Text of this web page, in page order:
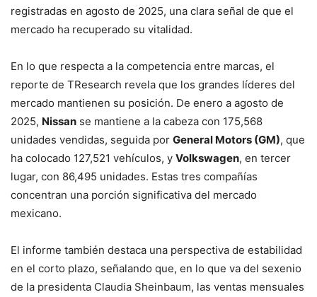
registradas en agosto de 2025, una clara señal de que el
mercado ha recuperado su vitalidad.
En lo que respecta a la competencia entre marcas, el
reporte de TResearch revela que los grandes líderes del
mercado mantienen su posición. De enero a agosto de
2025, Nissan se mantiene a la cabeza con 175,568
unidades vendidas, seguida por General Motors (GM), que
ha colocado 127,521 vehículos, y Volkswagen, en tercer
lugar, con 86,495 unidades. Estas tres compañías
concentran una porción significativa del mercado
mexicano.
El informe también destaca una perspectiva de estabilidad
en el corto plazo, señalando que, en lo que va del sexenio
de la presidenta Claudia Sheinbaum, las ventas mensuales